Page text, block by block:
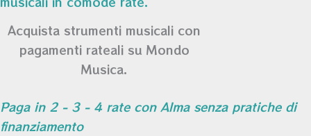
Acquista strumenti musicali con
pagamenti rateali su Mondo
Musica.
Paga in 2 - 3 - 4 rate con Alma senza pratiche di
finanziamento